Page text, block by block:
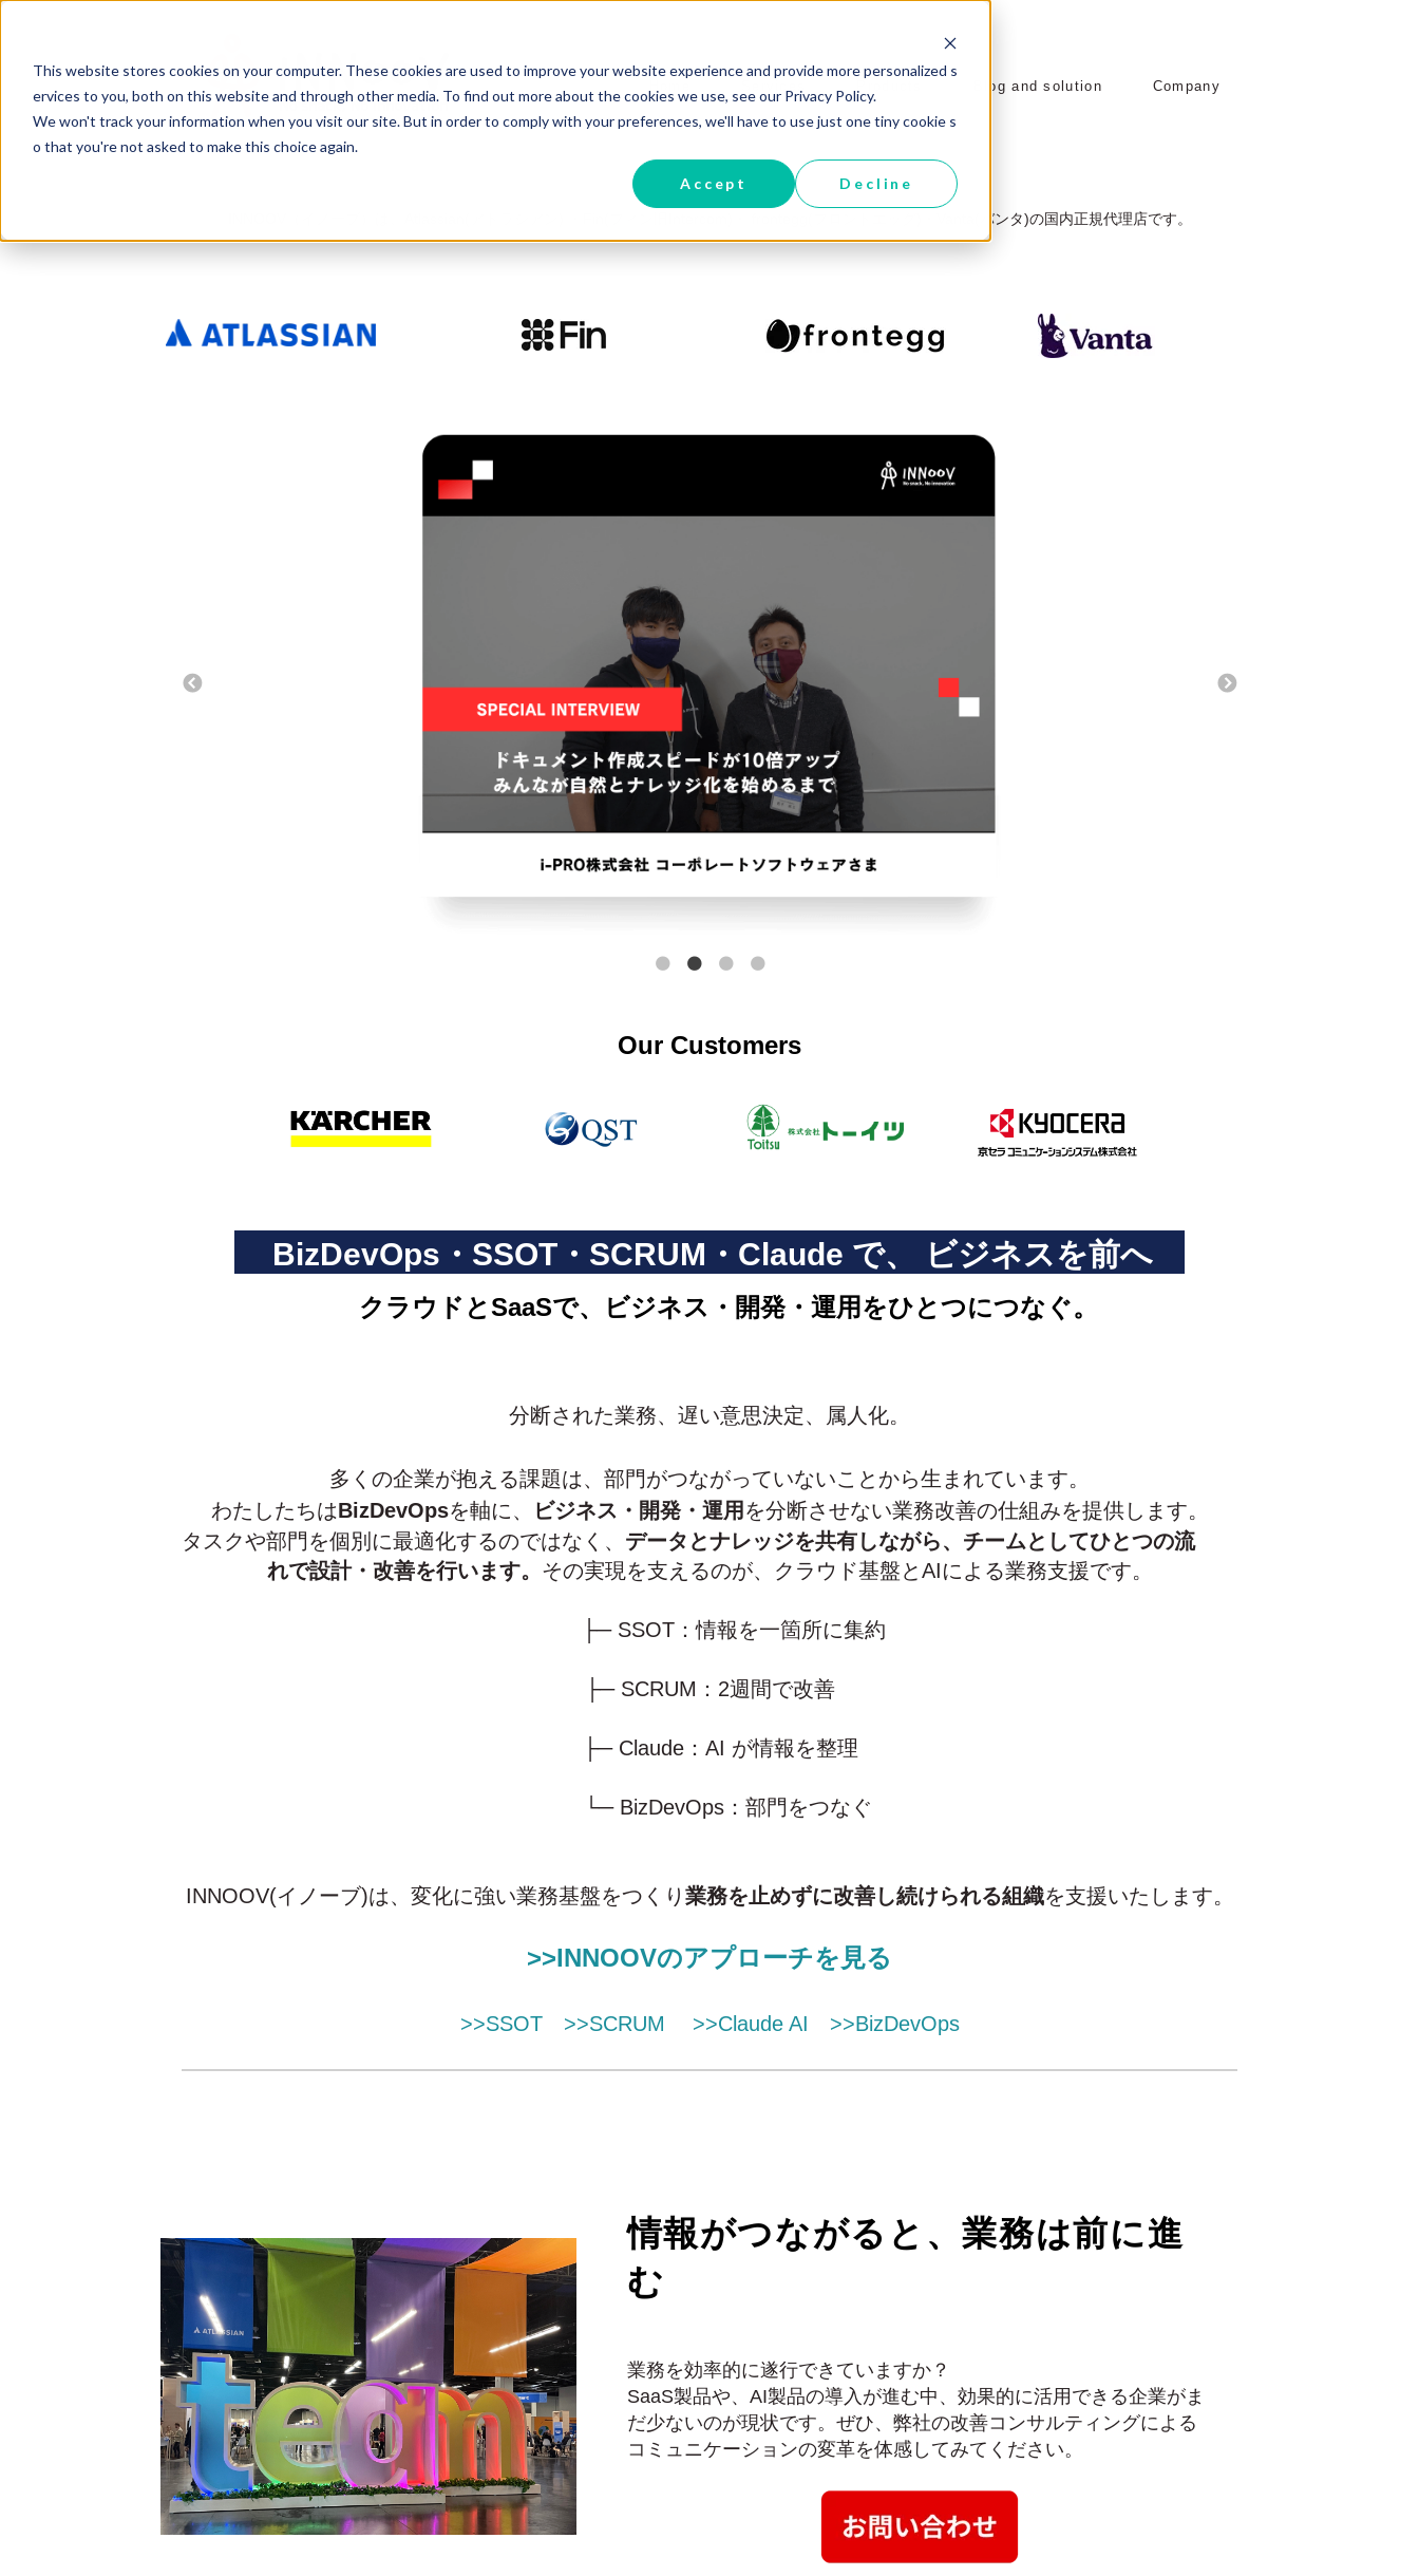
This website stores cookies on your computer. These cookies are used to improve your website experience and provide more personalized s
ervices to you, both on this website and through other media. To find out more about the cookies we use, see our Privacy Policy.
We won't track your information when you visit our site. But in order to comply with your preferences, we'll have to use just one tiny cookie s
o that you're not asked to make this choice again.
Accept Decline
Blog and solution Company
INNOOV（イノーブ）は、Atlassian(アトラシアン) ・Fin(フィン旧Intercom)・ frontegg(フロントエッグ)・Vanta(バンタ)の国内正規代理店です。
Our Customers
BizDevOps・SSOT・SCRUM・Claude で、 ビジネスを前へ
クラウドとSaaSで、ビジネス・開発・運用をひとつにつなぐ。
分断された業務、遅い意思決定、属人化。
多くの企業が抱える課題は、 部門がつながっていないことから生まれています。
わたしたちはBizDevOpsを軸に、 ビジネス・開発・運用 を分断させない業務改善の仕組みを提供します。
タスクや部門を個別に最適化するのではなく、 データとナレッジを共有しながら、チームとしてひとつの流
れで設計・改善を行います。 その実現を支えるのが、クラウド基盤とAIによる業務支援です。
├─ SSOT：情報を一箇所に集約
├─ SCRUM：2週間で改善
├─ Claude：AI が情報を整理
└─ BizDevOps：部門をつなぐ
INNOOV(イノーブ)は、変化に強い業務基盤をつくり 業務を止めずに改善し続けられる組織を支援いたします。
>>INNOOVのアプローチを見る
>>SSOT >>SCRUM >>Claude AI >>BizDevOps
情報がつながると、業務は前に進
む
業務を効率的に遂行できていますか？
SaaS製品や、AI製品の導入が進む中、効果的に活用できる企業がま
だ少ないのが現状です。ぜひ、弊社の改善コンサルティングによる
コミュニケーションの変革を体感してみてください。